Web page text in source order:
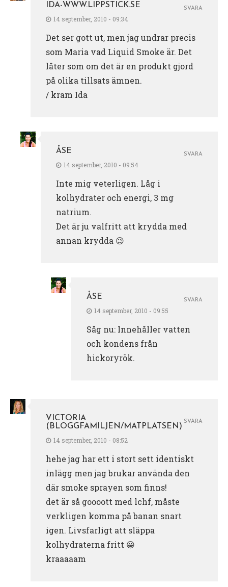
IDA-WWW.LIPPSTICK.SE
14 september, 2010 - 09:34
Det ser gott ut, men jag undrar precis
som Maria vad Liquid Smoke är. Det
låter som om det är en produkt gjord
på olika tillsats ämnen.
/ kram Ida
SVARA
ÅSE
14 september, 2010 - 09:54
Inte mig veterligen. Låg i
kolhydrater och energi, 3 mg
natrium.
Det är ju valfritt att krydda med
annan krydda 😉
SVARA
ÅSE
14 september, 2010 - 09:55
Såg nu: Innehåller vatten
och kondens från
hickoryrök.
SVARA
VICTORIA
(BLOGGFAMILJEN/MATPLATSEN)
14 september, 2010 - 08:52
hehe jag har ett i stort sett identiskt
inlägg men jag brukar använda den
där smoke sprayen som finns!
det är så goooott med lchf, måste
verkligen komma på banan snart
igen. Livsfarligt att släppa
kolhydraterna fritt 😀
kraaaaam
SVARA